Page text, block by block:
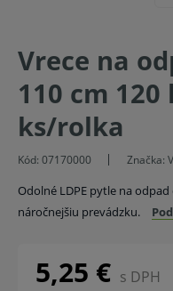
Vrece na
110 cm 120
ks/rolka
Kód: 07170000 Značka:
Odolné LDPE pytle na
náročnejšiu prevádzku.
5,25 € s DPH